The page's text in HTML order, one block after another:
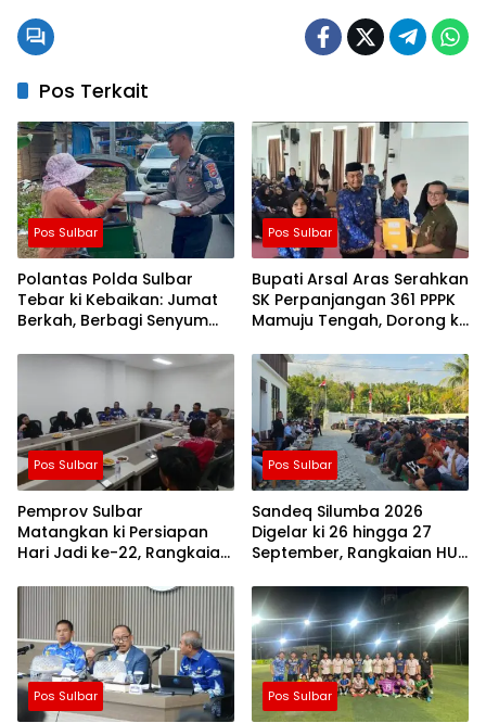
Pos Terkait
Pos Sulbar
Polantas Polda Sulbar
Tebar ki Kebaikan: Jumat
Berkah, Berbagi Senyum
Pos Sulbar
Bupati Arsal Aras Serahkan
SK Perpanjangan 361 PPPK
Mamuju Tengah, Dorong ki
Lebih Fleksibel
Pos Sulbar
Pemprov Sulbar
Matangkan ki Persiapan
Hari Jadi ke-22, Rangkaian
Masyarakat
Pos Sulbar
Sandeq Silumba 2026
Digelar ki 26 hingga 27
September, Rangkaian HUT
Pos Sulbar Pos Sulbar